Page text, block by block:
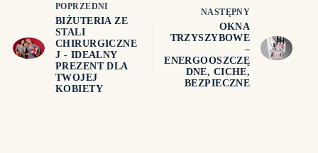
POPRZEDNI
BIŻUTERIA ZE
STALI
CHIRURGICZNE
J - IDEALNY
PREZENT DLA
TWOJEJ
KOBIETY
NASTĘPNY
OKNA
TRZYSZYBOWE
–
ENERGOOSZCZĘ
DNE, CICHE,
BEZPIECZNE